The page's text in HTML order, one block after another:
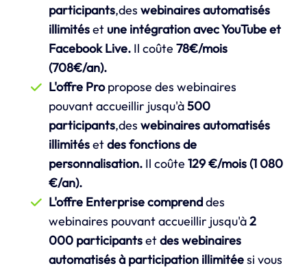
participants,des webinaires automatisés
illimitéset une intégration avec YouTube et
Facebook Live. Il coûte 78€/mois
(708€/an).
L'offre Propropose des webinaires
pouvant accueillir jusqu'à500
participants,des webinaires automatisés
illimitésetdes fonctions de
personnalisation. Il coûte 129 €/mois (1 080
€/an).
L'offre Enterprise comprenddes
webinaires pouvant accueillir jusqu'à2
000 participantsetdes webinaires
automatisés à participation illimitéesi vous